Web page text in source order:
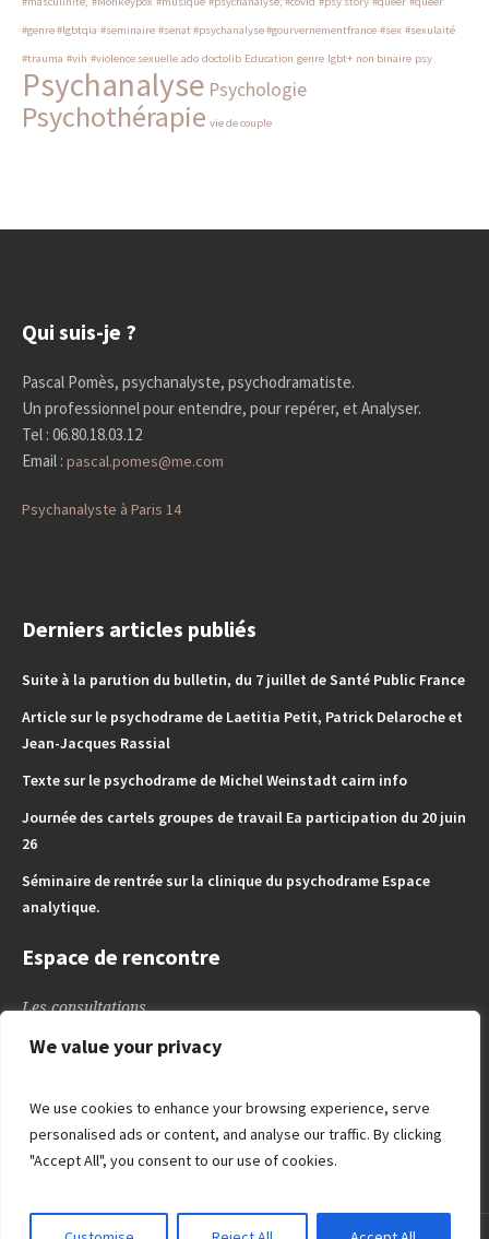
We value your privacy
We use cookies to enhance your browsing experience, serve
personalised ads or content, and analyse our traffic. By clicking
"Accept All", you consent to our use of cookies.
#genre #lgbtqia #seminaire #senat #psychanalyse #gourvernementfrance #sex #sexulaité
#trauma #vih #violence sexuelle ado doctolib Education genre lgbt+ non binaire psy
Psychanalyse Psychologie
Psychothérapie vie de couple
Qui suis-je ?
Pascal Pomès, psychanalyste, psychodramatiste.
Un professionnel pour entendre, pour repérer, et Analyser.
Tel : 06.80.18.03.12
Email :pascal.pomes@me.com
Psychanalyste à Paris 14
Derniers articles publiés
Suite à la parution du bulletin, du 7 juillet de Santé Public France
Article sur le psychodrame de Laetitia Petit, Patrick Delaroche et
Jean-Jacques Rassial
Texte sur le psychodrame de Michel Weinstadt cairn info
Journée des cartels groupes de travail Ea participation du 20 juin
26
Séminaire de rentrée sur la clinique du psychodrame Espace
analytique.
Espace de rencontre
Les consultations
L’espace de l’adulte
Liens utiles